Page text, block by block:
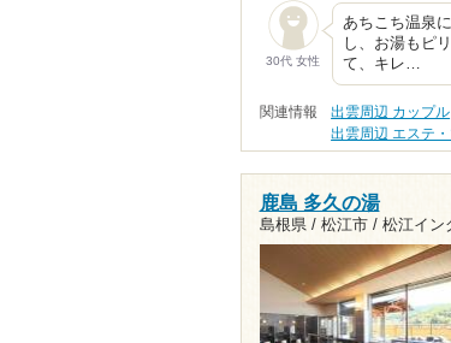
30代 女性
あちこち温泉
し、お湯もピ
て、キレ…
関連情報 出雲周辺 カップル
出雲周辺 エステ
鹿島 多久の湯
島根県 / 松江市 / 松江イン